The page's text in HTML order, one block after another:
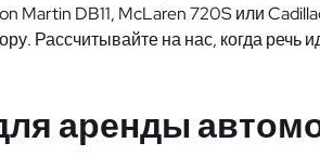
Martin DB11, McLaren 720S или
Рассчитывайте на нас, когда
аренды